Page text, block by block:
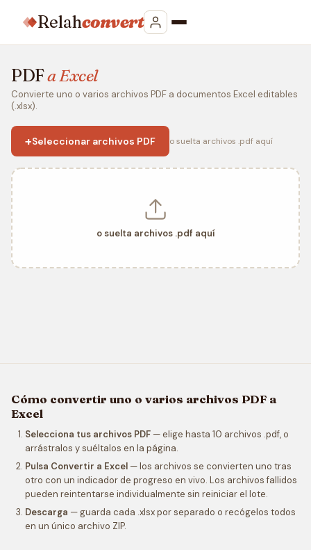
Relahconvert
PDFa Excel
Convierte uno o varios archivos PDF a documentos Excel editables
(.xlsx).
+Seleccionar archivos PDF o suelta archivos .pdf aquí
o suelta archivos .pdf aquí
Cómo convertir uno o varios archivos PDF a
Excel
Selecciona tus archivos PDF — elige hasta 10 archivos .pdf, o
arrástralos y suéltalos en la página.
Pulsa Convertir a Excel — los archivos se convierten uno tras
otro con un indicador de progreso en vivo. Los archivos fallidos
pueden reintentarse individualmente sin reiniciar el lote.
Descarga — guarda cada .xlsx por separado o recógelos todos
en un único archivo ZIP.